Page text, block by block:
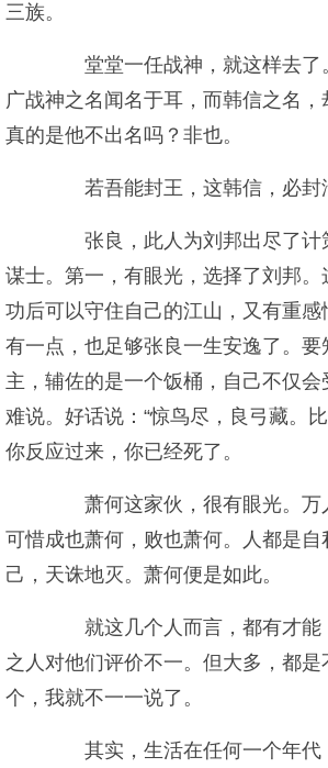
三族。
堂堂一任战神，就这样去了
广战神之名闻名于耳，而韩信之名
真的是他不出名吗？非也。
若吾能封王，这韩信，必封
张良，此人为刘邦出尽了计
谋士。第一，有眼光，选择了刘邦
功后可以守住自己的江山，又有重感
有一点，也足够张良一生安逸了。要
主，辅佐的是一个饭桶，自己不仅
难说。好话说：“惊鸟尽，良弓藏。
你反应过来，你已经死了。
萧何这家伙，很有眼光。万
可惜成也萧何，败也萧何。人都是自
己，天诛地灭。萧何便是如此。
就这几个人而言，都有才能
之人对他们评价不一。但大多，都
个，我就不一一说了。
其实，生活在任何一个年代